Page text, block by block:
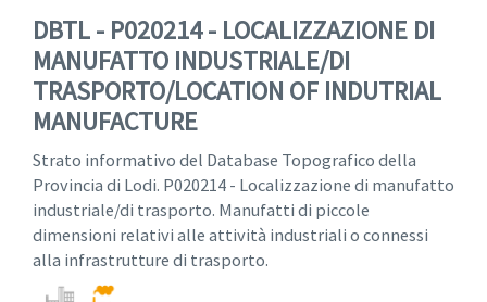
DBTL - P020214 - LOCALIZZAZIONE DI
MANUFATTO INDUSTRIALE/DI
TRASPORTO/LOCATION OF INDUTRIAL
MANUFACTURE
Strato informativo del Database Topografico della
Provincia di Lodi. P020214 - Localizzazione di manufatto
industriale/di trasporto. Manufatti di piccole
dimensioni relativi alle attività industriali o connessi
alla infrastrutture di trasporto.